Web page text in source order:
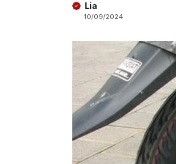
Lia
10/09/2024